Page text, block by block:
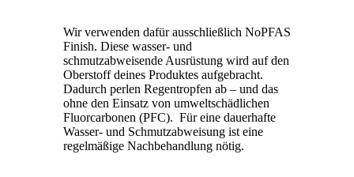
Wir verwenden dafür ausschließlich NoPFAS
Finish. Diese wasser- und
schmutzabweisende Ausrüstung wird auf den
Oberstoff deines Produktes aufgebracht.
Dadurch perlen Regentropfen ab – und das
ohne den Einsatz von umweltschädlichen
Fluorcarbonen (PFC). Für eine dauerhafte
Wasser- und Schmutzabweisung ist eine
regelmäßige Nachbehandlung nötig.